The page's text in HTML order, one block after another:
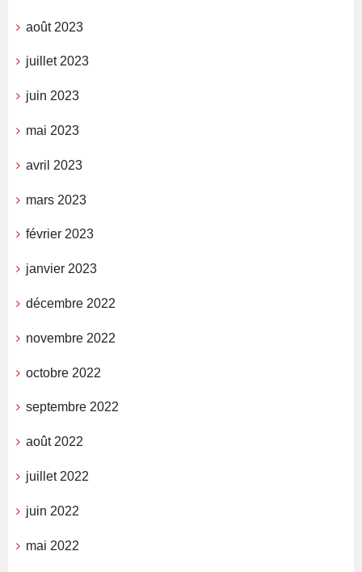
août 2023
juillet 2023
juin 2023
mai 2023
avril 2023
mars 2023
février 2023
janvier 2023
décembre 2022
novembre 2022
octobre 2022
septembre 2022
août 2022
juillet 2022
juin 2022
mai 2022